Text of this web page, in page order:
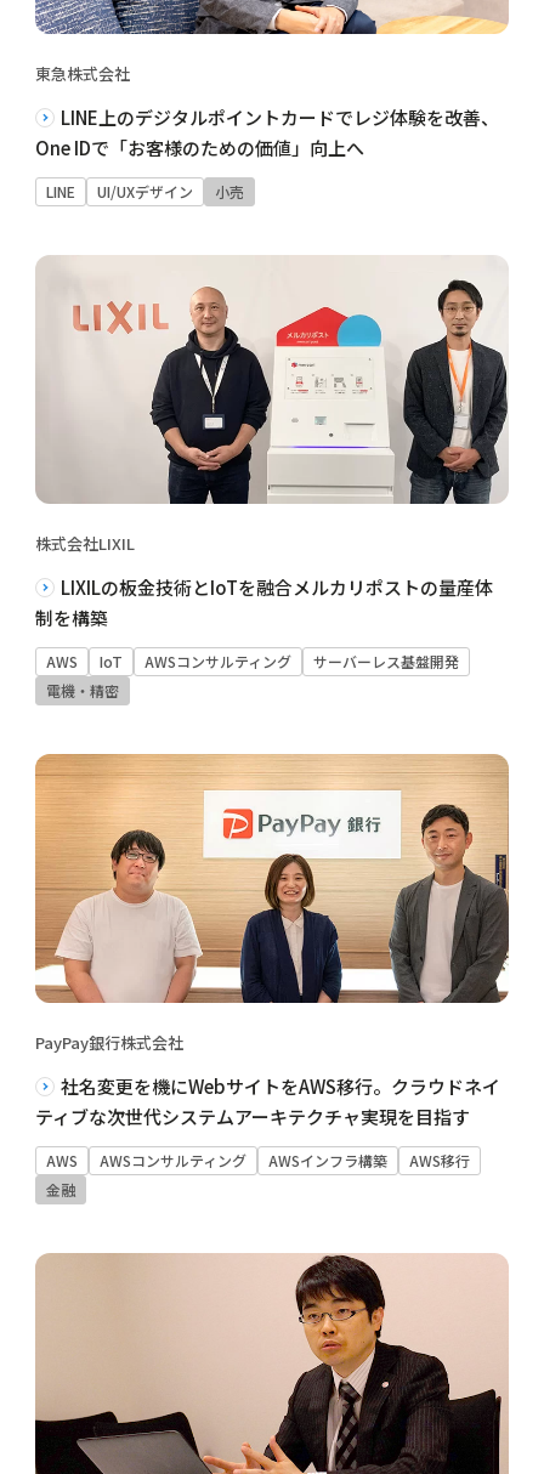
東急株式会社
LINE上のデジタルポイントカードでレジ体験を改善、
One IDで「お客様のための価値」向上へ
LINE UI/UXデザイン 小売
株式会社LIXIL
LIXILの板金技術とIoTを融合メルカリポストの量産体
制を構築
AWS IoT AWSコンサルティング
サーバーレス基盤開発
電機・精密
PayPay銀行株式会社
社名変更を機にWebサイトをAWS移行。クラウドネイ
ティブな次世代システムアーキテクチャ実現を目指す
AWS AWSコンサルティング AWSインフラ構築
AWS移行
金融